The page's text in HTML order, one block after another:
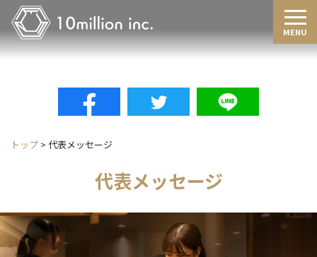
MENU
トップ > 代表メッセージ
代表メッセージ